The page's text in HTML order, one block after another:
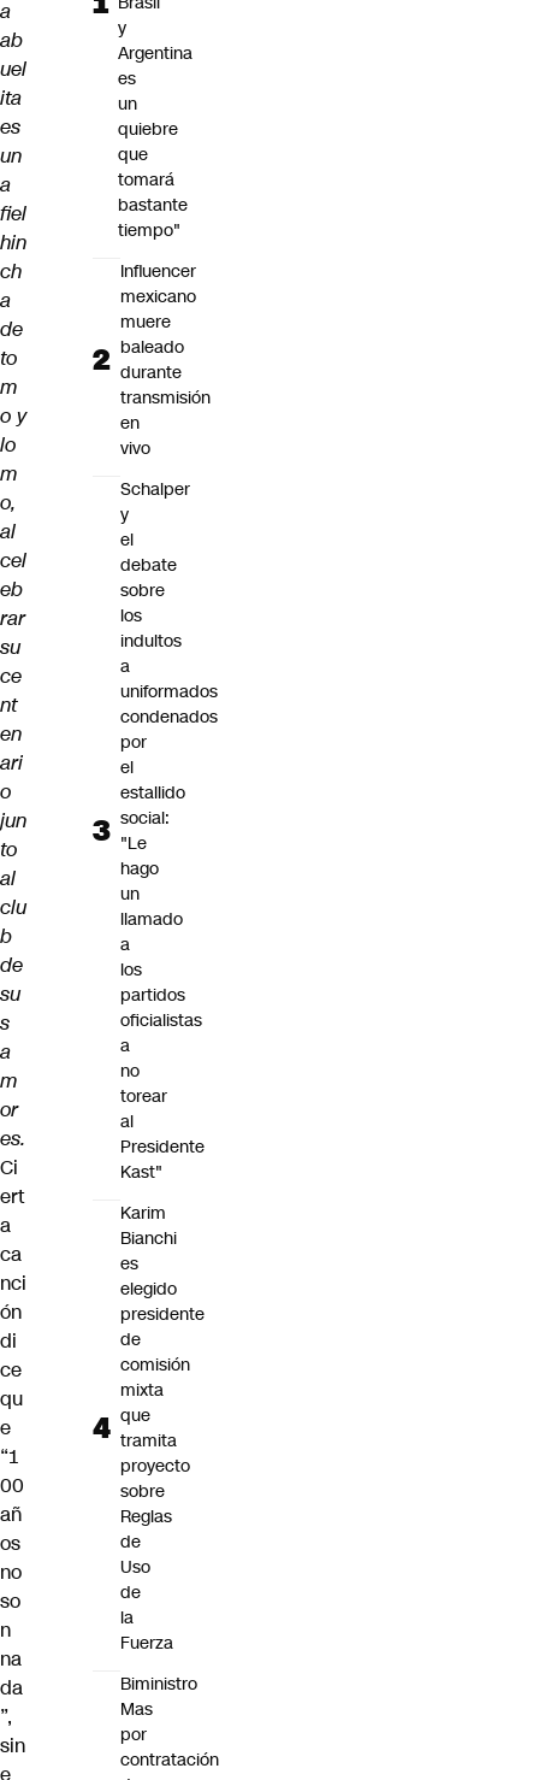
a
ab
uel
ita
es
un
a
fiel
hin
ch
a
de
to
m
o y
lo
m
o,
al
cel
eb
rar
su
ce
nt
en
ari
o
jun
to
al
clu
b
de
su
s
a
m
or
es.
Ci
ert
a
ca
nci
ón
di
ce
qu
e
“1
00
añ
os
no
so
n
na
da
”,
sin
e
y
Argentina
es
un
quiebre
que
tomará
bastante
tiempo"
Influencer
mexicano
muere
baleado
durante
transmisión
en
vivo
Schalper
y
el
debate
sobre
los
indultos
a
uniformados
condenados
por
el
estallido
social:
"Le
hago
un
llamado
a
los
partidos
oficialistas
a
no
torear
al
Presidente
Kast"
Karim
Bianchi
es
elegido
presidente
de
comisión
mixta
que
tramita
proyecto
sobre
Reglas
de
Uso
de
la
Fuerza
Biministro
Mas
por
contratación